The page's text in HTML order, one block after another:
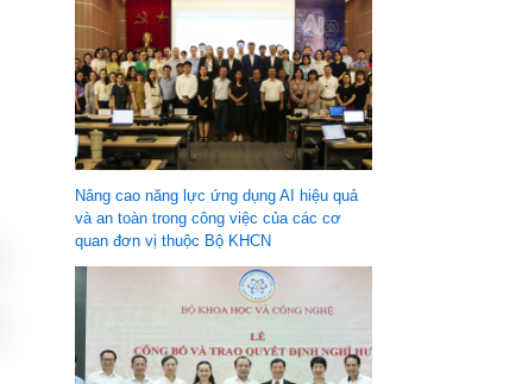
Nâng cao năng lực ứng dụng AI hiệu quả
và an toàn trong công việc của các cơ
quan đơn vị thuộc Bộ KHCN